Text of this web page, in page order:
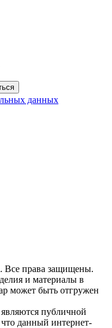
данных
права защищены.
и материалы в
может быть отгружен
публичной
данный интернет-